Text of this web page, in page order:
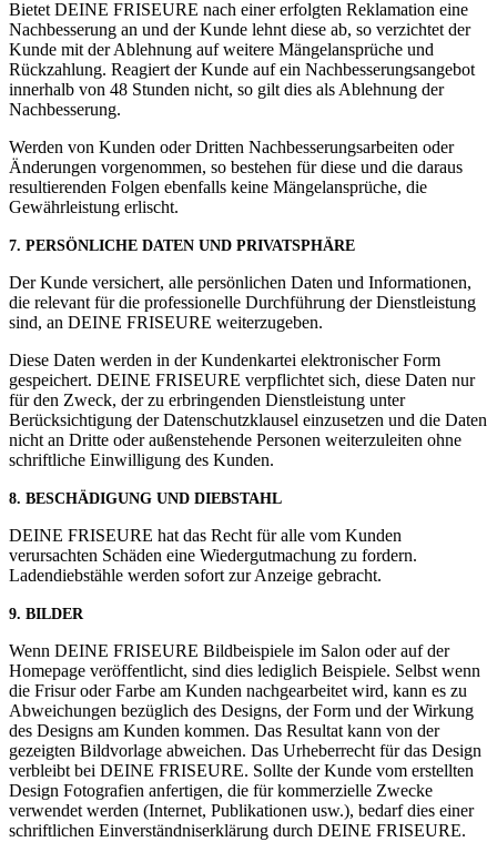
Bietet DEINE FRISEURE nach einer erfolgten Reklamation eine
Nachbesserung an und der Kunde lehnt diese ab, so verzichtet der
Kunde mit der Ablehnung auf weitere Mängelansprüche und
Rückzahlung. Reagiert der Kunde auf ein Nachbesserungsangebot
innerhalb von 48 Stunden nicht, so gilt dies als Ablehnung der
Nachbesserung.
Werden von Kunden oder Dritten Nachbesserungsarbeiten oder
Änderungen vorgenommen, so bestehen für diese und die daraus
resultierenden Folgen ebenfalls keine Mängelansprüche, die
Gewährleistung erlischt.
7. PERSÖNLICHE DATEN UND PRIVATSPHÄRE
Der Kunde versichert, alle persönlichen Daten und Informationen,
die relevant für die professionelle Durchführung der Dienstleistung
sind, an DEINE FRISEURE weiterzugeben.
Diese Daten werden in der Kundenkartei elektronischer Form
gespeichert. DEINE FRISEURE verpflichtet sich, diese Daten nur
für den Zweck, der zu erbringenden Dienstleistung unter
Berücksichtigung der Datenschutzklausel einzusetzen und die Daten
nicht an Dritte oder außenstehende Personen weiterzuleiten ohne
schriftliche Einwilligung des Kunden.
8. BESCHÄDIGUNG UND DIEBSTAHL
DEINE FRISEURE hat das Recht für alle vom Kunden
verursachten Schäden eine Wiedergutmachung zu fordern.
Ladendiebstähle werden sofort zur Anzeige gebracht.
9. BILDER
Wenn DEINE FRISEURE Bildbeispiele im Salon oder auf der
Homepage veröffentlicht, sind dies lediglich Beispiele. Selbst wenn
die Frisur oder Farbe am Kunden nachgearbeitet wird, kann es zu
Abweichungen bezüglich des Designs, der Form und der Wirkung
des Designs am Kunden kommen. Das Resultat kann von der
gezeigten Bildvorlage abweichen. Das Urheberrecht für das Design
verbleibt bei DEINE FRISEURE. Sollte der Kunde vom erstellten
Design Fotografien anfertigen, die für kommerzielle Zwecke
verwendet werden (Internet, Publikationen usw.), bedarf dies einer
schriftlichen Einverständniserklärung durch DEINE FRISEURE.